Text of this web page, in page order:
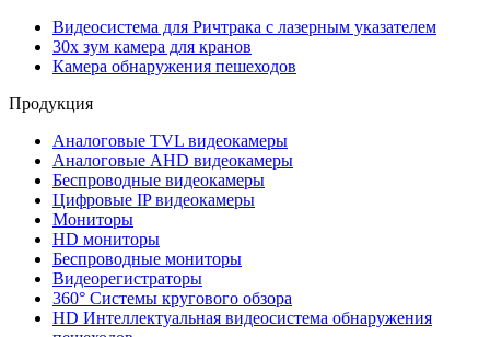
Видеосистема для Ричтрака с лазерным указателем
30x зум камера для кранов
Камера обнаружения пешеходов
Продукция
Аналоговые TVL видеокамеры
Аналоговые AHD видеокамеры
Беспроводные видеокамеры
Цифровые IP видеокамеры
Мониторы
HD мониторы
Беспроводные мониторы
Видеорегистраторы
360° Системы кругового обзора
HD Интеллектуальная видеосистема обнаружения